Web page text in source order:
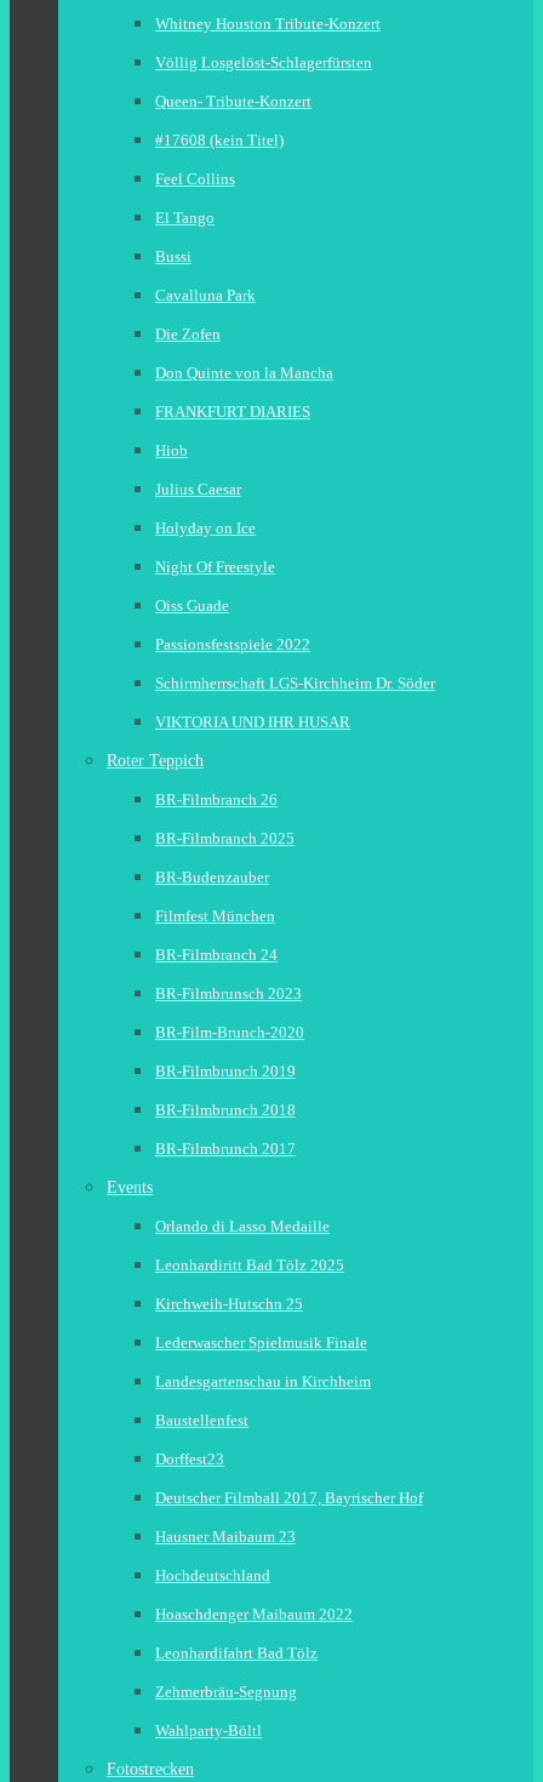
Whitney Houston Tribute-Konzert
Völlig Losgelöst-Schlagerfürsten
Queen- Tribute-Konzert
#17608 (kein Titel)
Feel Collins
El Tango
Bussi
Cavalluna Park
Die Zofen
Don Quinte von la Mancha
FRANKFURT DIARIES
Hiob
Julius Caesar
Holyday on Ice
Night Of Freestyle
Oiss Guade
Passionsfestspiele 2022
Schirmherrschaft LGS-Kirchheim Dr. Söder
VIKTORIA UND IHR HUSAR
Roter Teppich
BR-Filmbranch 26
BR-Filmbranch 2025
BR-Budenzauber
Filmfest München
BR-Filmbranch 24
BR-Filmbrunsch 2023
BR-Film-Brunch-2020
BR-Filmbrunch 2019
BR-Filmbrunch 2018
BR-Filmbrunch 2017
Events
Orlando di Lasso Medaille
Leonhardiritt Bad Tölz 2025
Kirchweih-Hutschn 25
Lederwascher Spielmusik Finale
Landesgartenschau in Kirchheim
Baustellenfest
Dorffest23
Deutscher Filmball 2017, Bayrischer Hof
Hausner Maibaum 23
Hochdeutschland
Hoaschdenger Maibaum 2022
Leonhardifahrt Bad Tölz
Zehmerbräu-Segnung
Wahlparty-Böltl
Fotostrecken